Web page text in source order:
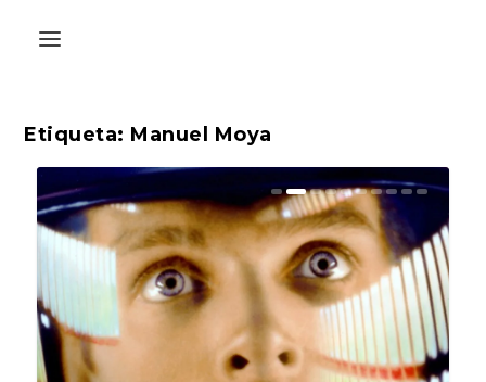
Etiqueta: Manuel Moya